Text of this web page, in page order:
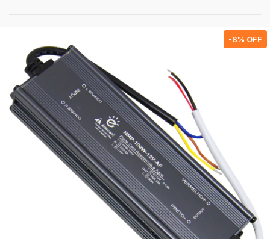
-8% OFF